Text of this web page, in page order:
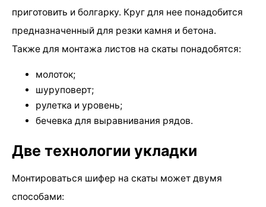
приготовить и болгарку. Круг для нее понадобится
предназначенный для резки камня и бетона.
Также для монтажа листов на скаты понадобятся:
молоток;
шуруповерт;
рулетка и уровень;
бечевка для выравнивания рядов.
Две технологии укладки
Монтироваться шифер на скаты может двумя
способами: